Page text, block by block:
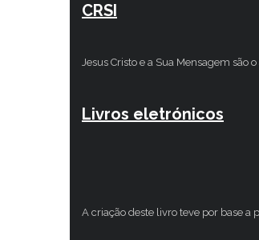
CRSI
Jesus Cristo e a Sua Mensagem são
Livros eletrónicos
A criação deste livro teve por base